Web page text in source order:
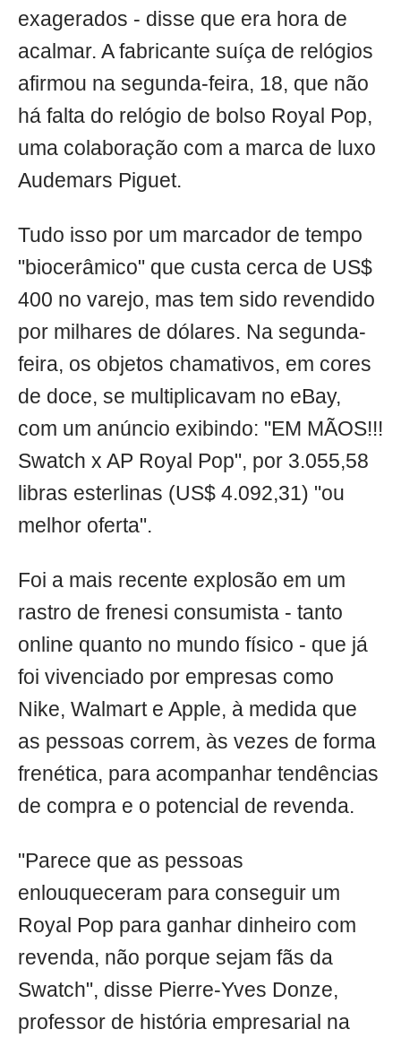
exagerados - disse que era hora de
acalmar. A fabricante suíça de relógios
afirmou na segunda-feira, 18, que não
há falta do relógio de bolso Royal Pop,
uma colaboração com a marca de luxo
Audemars Piguet.
Tudo isso por um marcador de tempo
"biocerâmico" que custa cerca de US$
400 no varejo, mas tem sido revendido
por milhares de dólares. Na segunda-
feira, os objetos chamativos, em cores
de doce, se multiplicavam no eBay,
com um anúncio exibindo: "EM MÃOS!!!
Swatch x AP Royal Pop", por 3.055,58
libras esterlinas (US$ 4.092,31) "ou
melhor oferta".
Foi a mais recente explosão em um
rastro de frenesi consumista - tanto
online quanto no mundo físico - que já
foi vivenciado por empresas como
Nike, Walmart e Apple, à medida que
as pessoas correm, às vezes de forma
frenética, para acompanhar tendências
de compra e o potencial de revenda.
"Parece que as pessoas
enlouqueceram para conseguir um
Royal Pop para ganhar dinheiro com
revenda, não porque sejam fãs da
Swatch", disse Pierre-Yves Donze,
professor de história empresarial na